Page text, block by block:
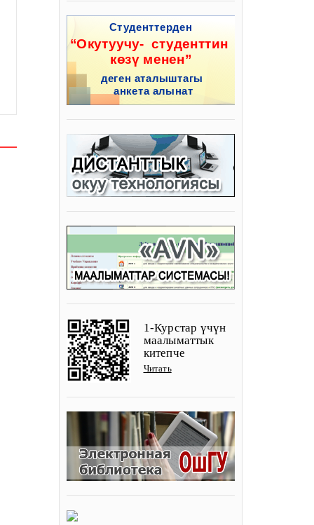
1-Курстар үчүн
маалыматтык
китепче
Читать